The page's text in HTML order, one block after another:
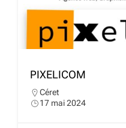
PIXELICOM
Céret
17 mai 2024